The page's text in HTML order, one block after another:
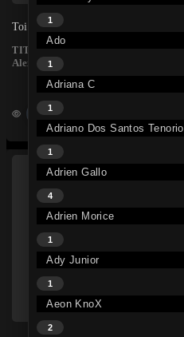
1
Ado
1
Adriana C
1
Adriano Dos Santos Tenorio
1
Adrien Gallo
4
Adrien Morice
1
Ady Junior
1
Aeon KnoX
2
Toi · Alex Montembault
TITRE
Alex Montembault
134K